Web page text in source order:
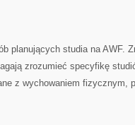
planujących studia na AWF.
zrozumieć specyfikę
z wychowaniem fizycznym,